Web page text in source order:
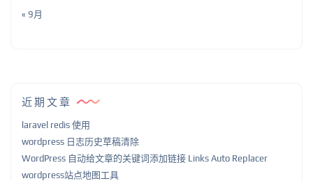
« 9月
近期文章
laravel redis 使用
wordpress 日志历史草稿清除
WordPress 自动给文章的关键词添加链接 Links Auto Replacer
wordpress站点地图工具